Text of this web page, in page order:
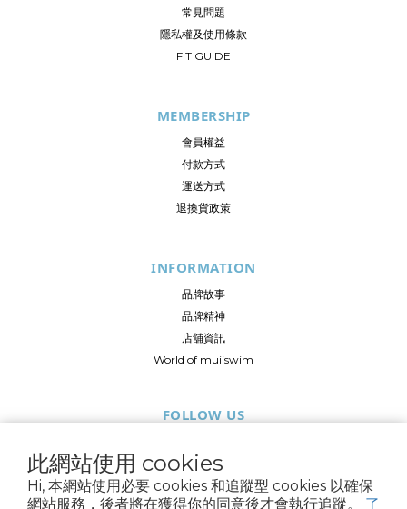
此網站使用 cookies
Hi, 本網站使用必要 cookies 和追蹤型 cookies 以確保
網站服務，後者將在獲得你的同意後才會執行追蹤。 了
常見問題
隱私權及使用條款
FIT GUIDE
MEMBERSHIP
會員權益
付款方式
運送方式
退換貨政策
INFORMATION
品牌故事
品牌精神
店舖資訊
World of muiiswim
FOLLOW US